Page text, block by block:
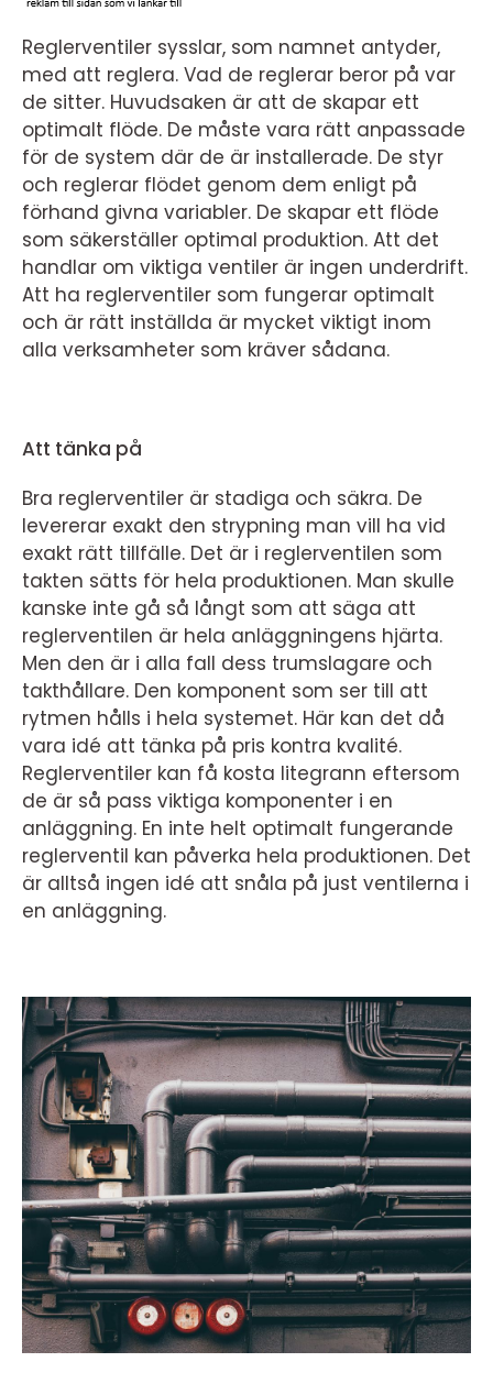
Reglerventiler sysslar, som namnet antyder,
med att reglera. Vad de reglerar beror på var
de sitter. Huvudsaken är att de skapar ett
optimalt flöde. De måste vara rätt anpassade
för de system där de är installerade. De styr
och reglerar flödet genom dem enligt på
förhand givna variabler. De skapar ett flöde
som säkerställer optimal produktion. Att det
handlar om viktiga ventiler är ingen underdrift.
Att ha reglerventiler som fungerar optimalt
och är rätt inställda är mycket viktigt inom
alla verksamheter som kräver sådana.
Att tänka på
Bra reglerventiler är stadiga och säkra. De
levererar exakt den strypning man vill ha vid
exakt rätt tillfälle. Det är i reglerventilen som
takten sätts för hela produktionen. Man skulle
kanske inte gå så långt som att säga att
reglerventilen är hela anläggningens hjärta.
Men den är i alla fall dess trumslagare och
takthållare. Den komponent som ser till att
rytmen hålls i hela systemet. Här kan det då
vara idé att tänka på pris kontra kvalité.
Reglerventiler kan få kosta litegrann eftersom
de är så pass viktiga komponenter i en
anläggning. En inte helt optimalt fungerande
reglerventil kan påverka hela produktionen. Det
är alltså ingen idé att snåla på just ventilerna i
en anläggning.